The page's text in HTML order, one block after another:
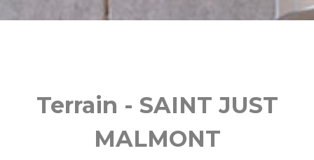
Terrain - SAINT JUST
MALMONT